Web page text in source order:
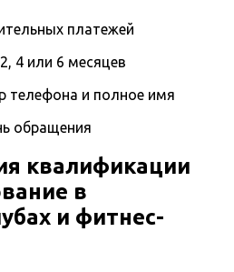
платежей
4 или 6 месяцев
телефона и полное имя
обращения
квалификации
в
и фитнес-